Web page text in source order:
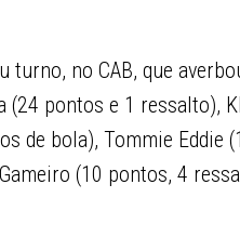
turno, no CAB, que
(24 pontos e 1 ressalto),
de bola), Tommie Eddie
(10 pontos, 4